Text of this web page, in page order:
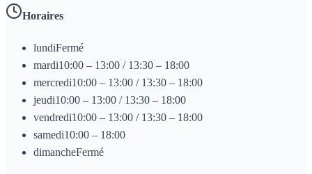
Horaires
lundiFermé
mardi10:00 – 13:00 / 13:30 – 18:00
mercredi10:00 – 13:00 / 13:30 – 18:00
jeudi10:00 – 13:00 / 13:30 – 18:00
vendredi10:00 – 13:00 / 13:30 – 18:00
samedi10:00 – 18:00
dimancheFermé